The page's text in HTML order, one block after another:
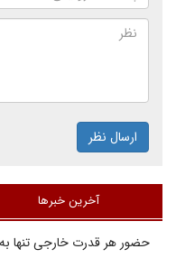
ارسال نظر
آخرین خبرها
حضور هر قدرت خارجی تنها